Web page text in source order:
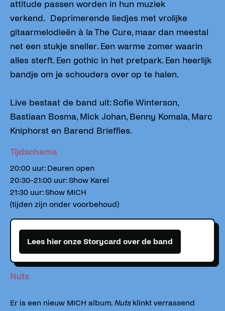
attitude passen worden in hun muziek
verkend. Deprimerende liedjes met vrolijke
gitaarmelodieën à la The Cure, maar dan meestal
net een stukje sneller. Een warme zomer waarin
alles sterft. Een gothic in het pretpark. Een heerlijk
bandje om je schouders over op te halen.
Live bestaat de band uit: Sofie Winterson,
Bastiaan Bosma, Mick Johan, Benny Komala, Marc
Kniphorst en Barend Brieffies.
Tijdschema
20:00 uur: Deuren open
20:30-21:00 uur: Show Karel
21:30 uur: Show MICH
(tijden zijn onder voorbehoud)
Lees hier onze Storycard over de band
Nuts
Er is een nieuw MICH album. Nutsklinkt verrassend